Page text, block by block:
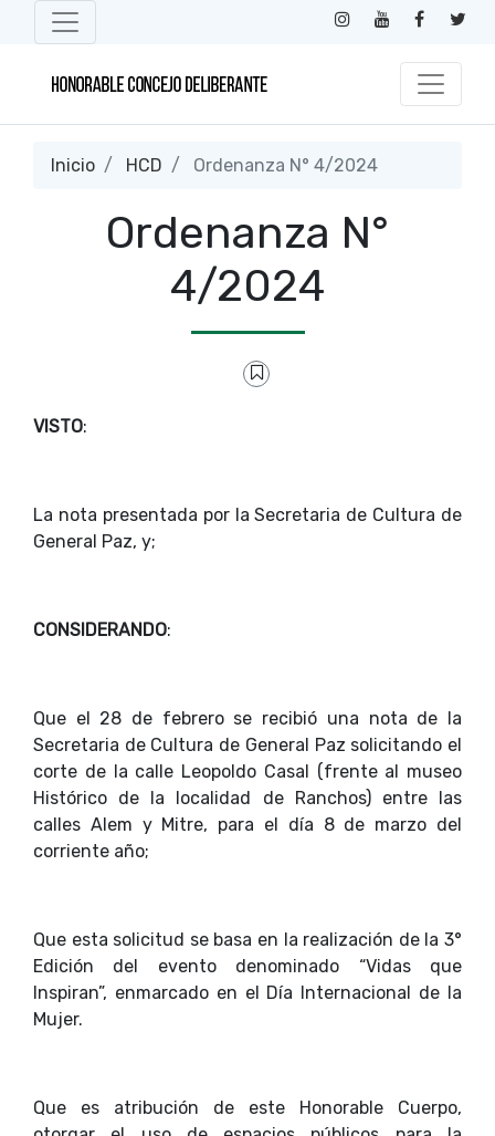
Inicio HCD Ordenanza N° 4/2024
Ordenanza N°
4/2024
VISTO:
La nota presentada por la Secretaria de Cultura de
General Paz, y;
CONSIDERANDO:
Que el 28 de febrero se recibió una nota de la
Secretaria de Cultura de General Paz solicitando el
corte de la calle Leopoldo Casal (frente al museo
Histórico de la localidad de Ranchos) entre las
calles Alem y Mitre, para el día 8 de marzo del
corriente año;
Que esta solicitud se basa en la realización de la 3°
Edición del evento denominado “Vidas que
Inspiran”, enmarcado en el Día Internacional de la
Mujer.
Que es atribución de este Honorable Cuerpo,